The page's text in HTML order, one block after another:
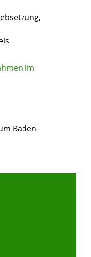
im
Baden-